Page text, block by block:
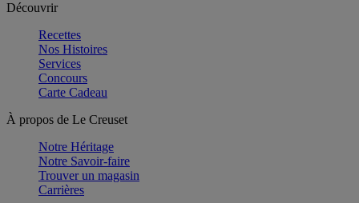
Découvrir
Recettes
Nos Histoires
Services
Concours
Carte Cadeau
À propos de Le Creuset
Notre Héritage
Notre Savoir-faire
Trouver un magasin
Carrières